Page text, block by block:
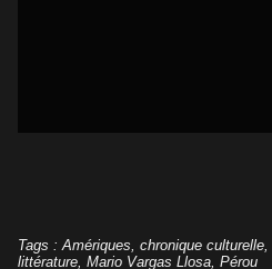
Tags :Amériques, chronique culturelle,
littérature, Mario Vargas Llosa, Pérou